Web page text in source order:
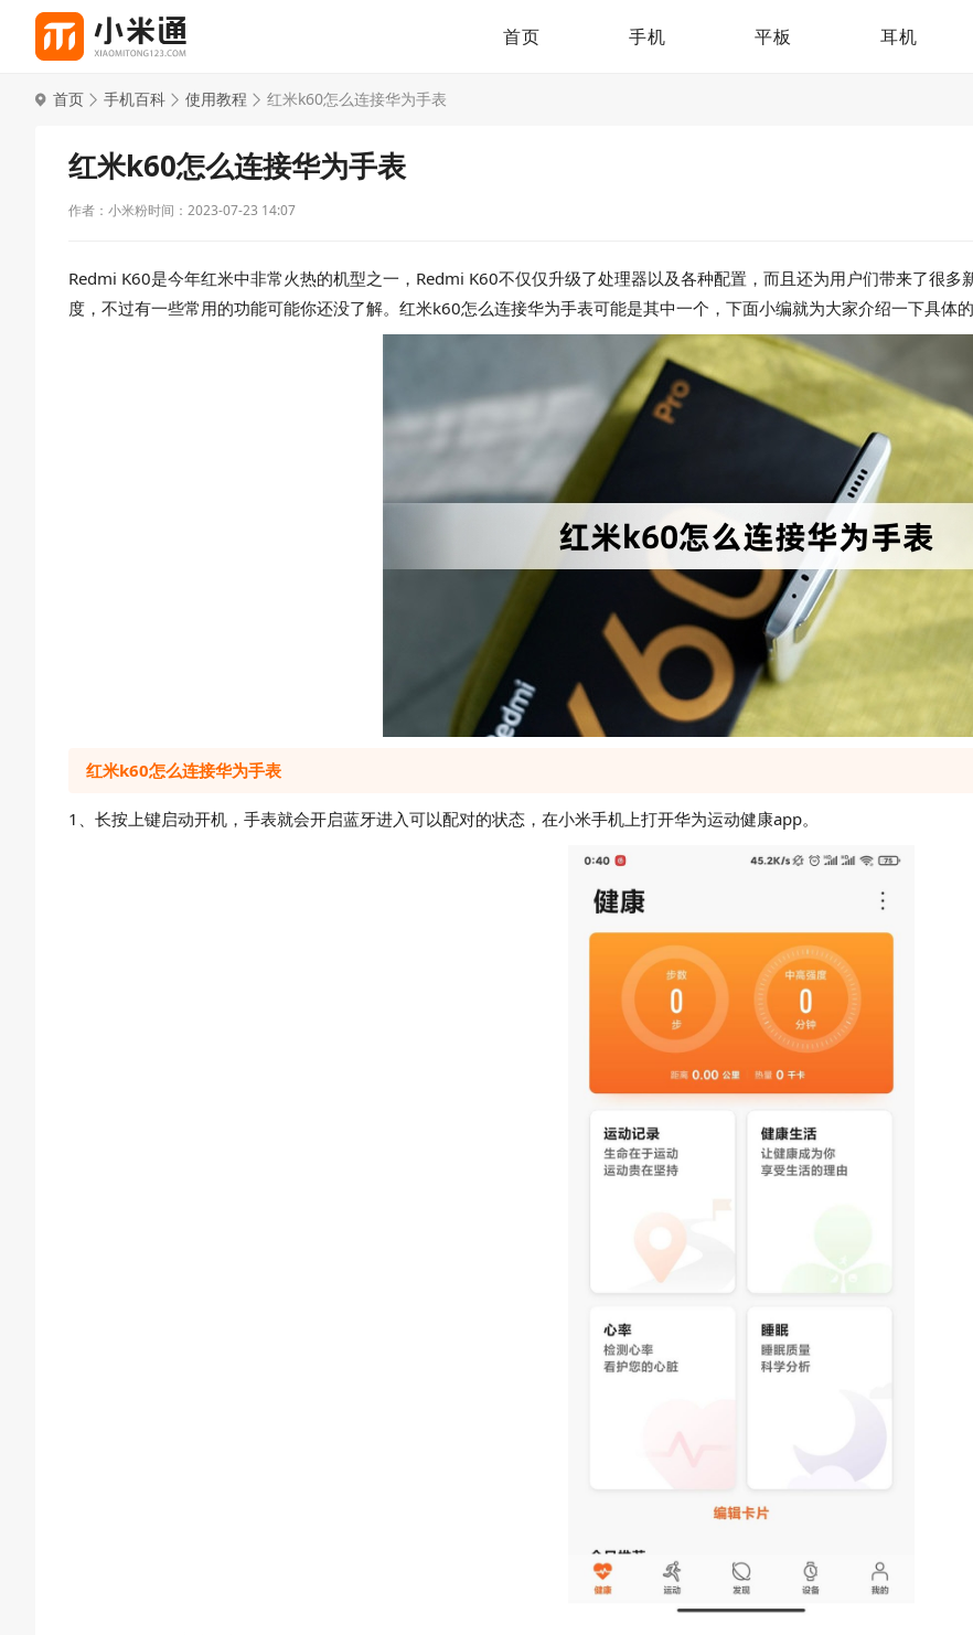
首页 手机 平板 耳机
首页 手机百科 使用教程 红米k60怎么连接华为手表
红米k60怎么连接华为手表
作者：小米粉时间：2023-07-23 14:07
Redmi K60是今年红米中非常火热的机型之一，Redmi K60不仅仅升级了处理器以及各种配置，而且还为用户们带来了很
度，不过有一些常用的功能可能你还没了解。红米k60怎么连接华为手表可能是其中一个，下面小编就为大家介绍一下具体的
红米k60怎么连接华为手表
1、长按上键启动开机，手表就会开启蓝牙进入可以配对的状态，在小米手机上打开华为运动健康app。